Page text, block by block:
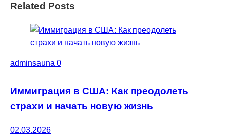
Related Posts
adminsauna 0
Иммиграция в США: Как преодолеть
страхи и начать новую жизнь
02.03.2026